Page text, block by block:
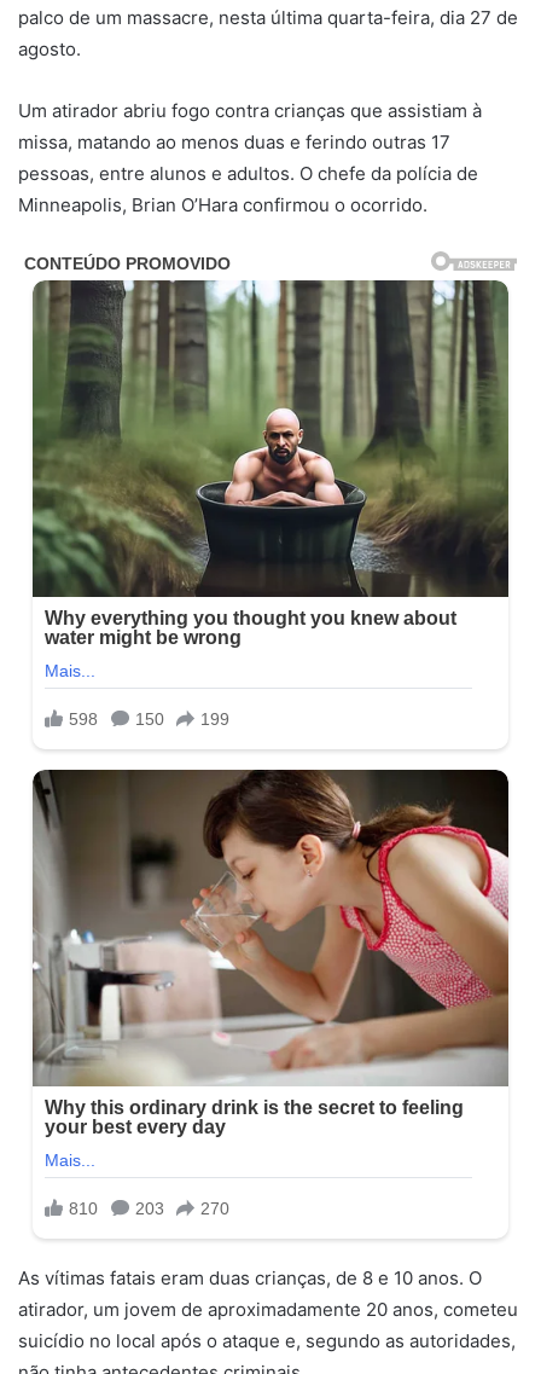
palco de um massacre, nesta última quarta-feira, dia 27 de
agosto.
Um atirador abriu fogo contra crianças que assistiam à
missa, matando ao menos duas e ferindo outras 17
pessoas, entre alunos e adultos. O chefe da polícia de
Minneapolis, Brian O’Hara confirmou o ocorrido.
As vítimas fatais eram duas crianças, de 8 e 10 anos. O
atirador, um jovem de aproximadamente 20 anos, cometeu
suicídio no local após o ataque e, segundo as autoridades,